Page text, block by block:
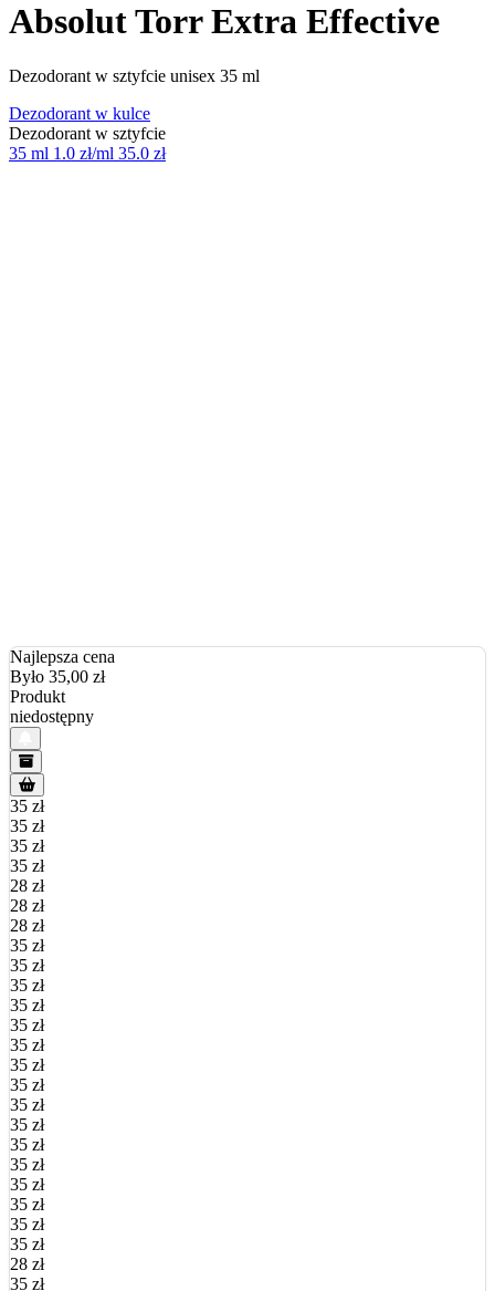
Absolut Torr Extra Effective
Dezodorant w sztyfcie unisex 35 ml
Dezodorant w kulce
Dezodorant w sztyfcie
35 ml 1.0 zł/ml 35.0 zł
Najlepsza cena
Było 35,00 zł
Produkt
niedostępny
35 zł
35 zł
35 zł
35 zł
28 zł
28 zł
28 zł
35 zł
35 zł
35 zł
35 zł
35 zł
35 zł
35 zł
35 zł
35 zł
35 zł
35 zł
35 zł
35 zł
35 zł
35 zł
35 zł
28 zł
35 zł